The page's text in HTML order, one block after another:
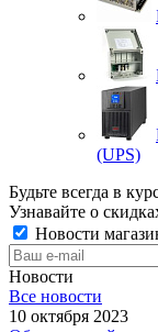
(UPS)
Будьте всегда в
Узнавайте о
Новости
Новости
Все новости
10 октября 2023